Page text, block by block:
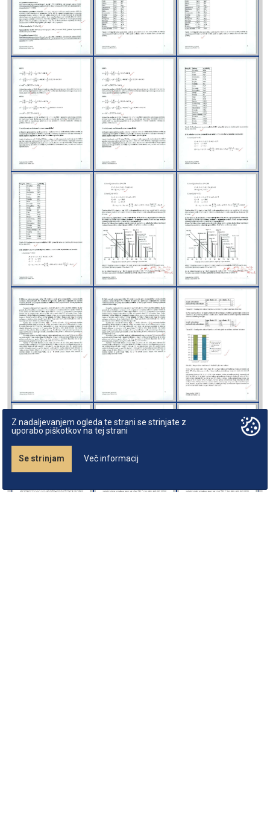
Z nadaljevanjem ogleda te strani se strinjate z
uporabo piškotkov na tej strani
Se strinjam Več informacij